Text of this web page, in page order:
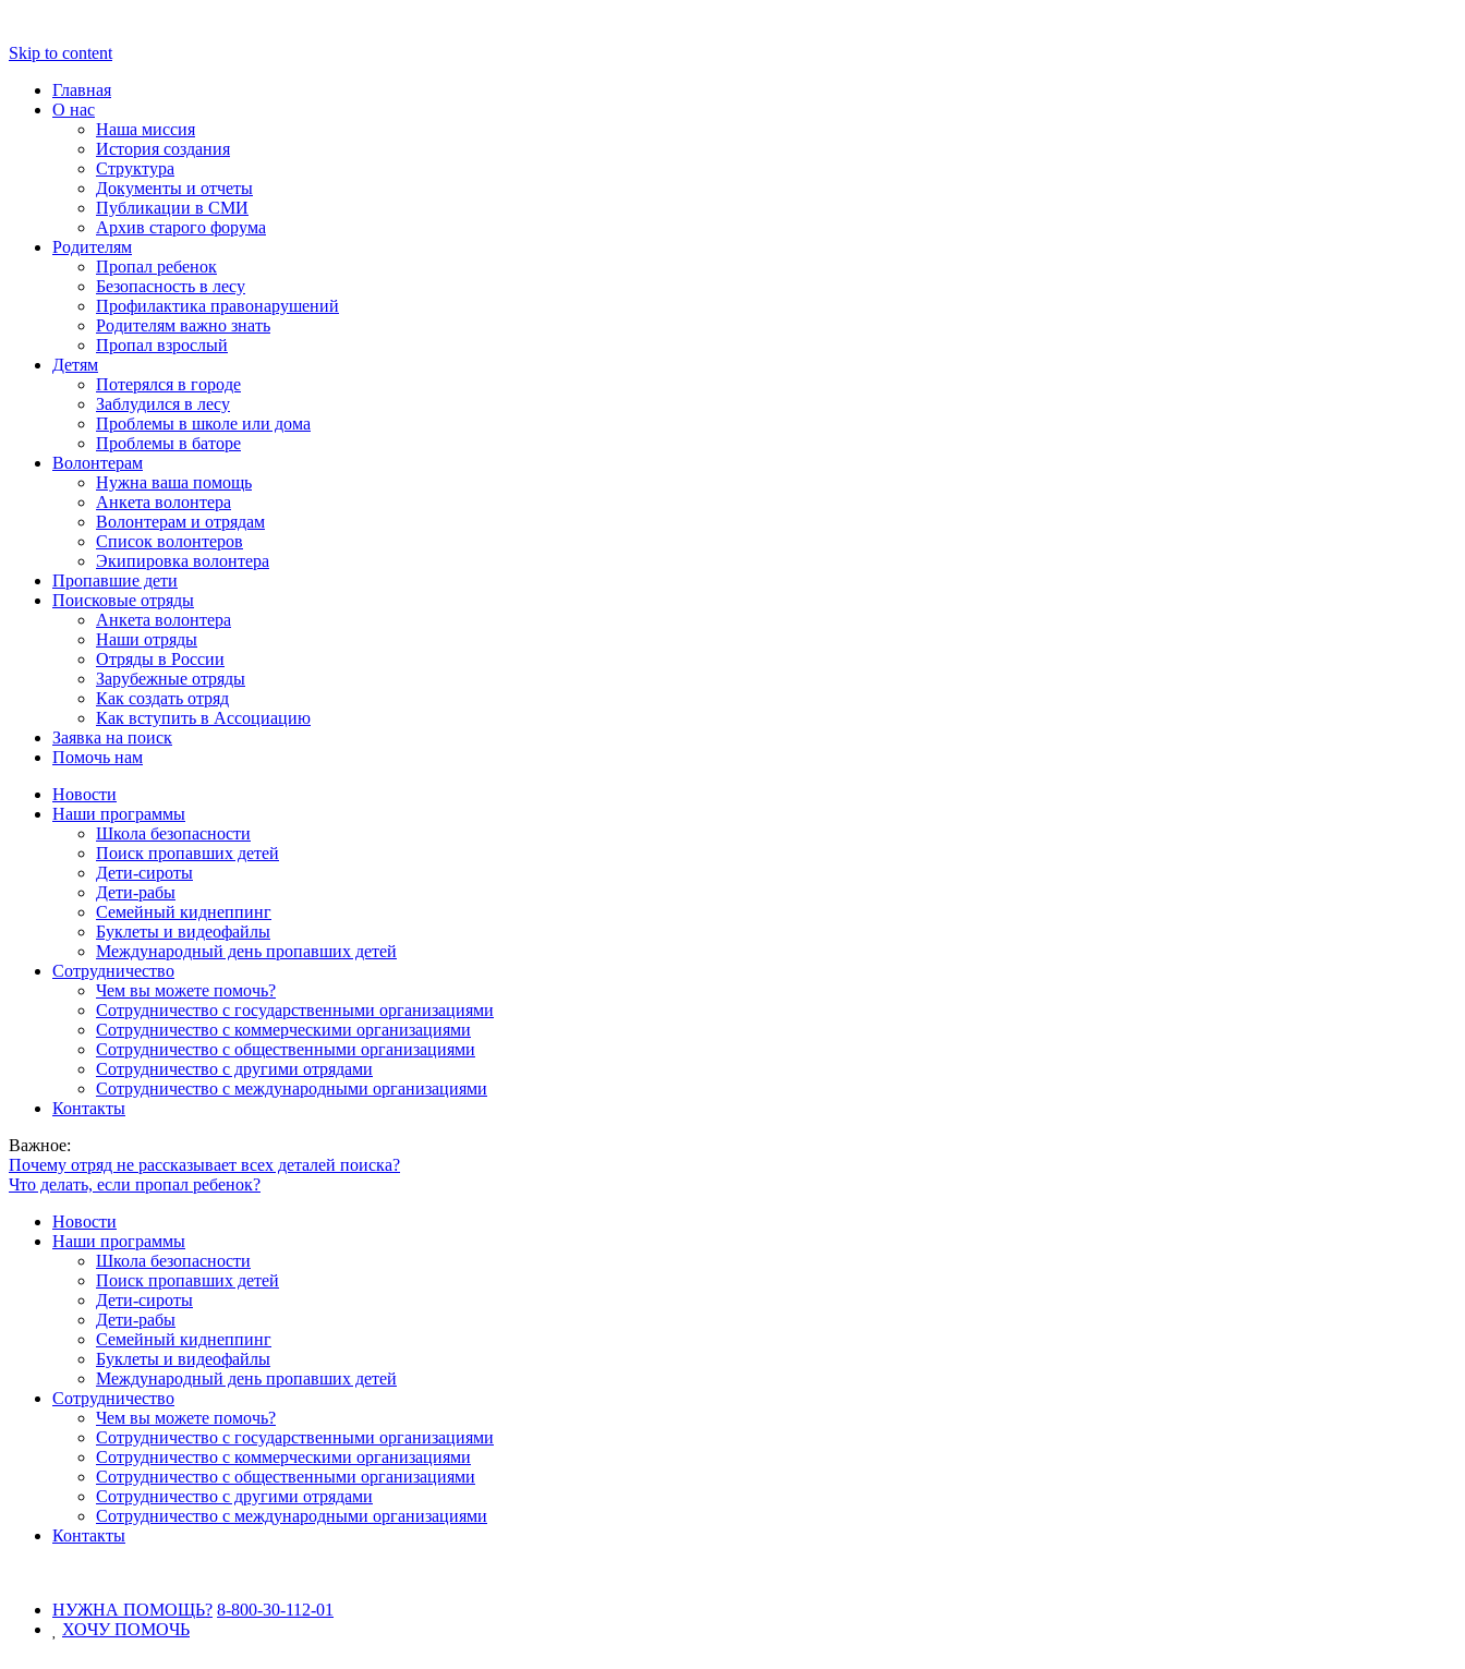
Skip to content
Главная
О нас
Наша миссия
История создания
Структура
Документы и отчеты
Публикации в СМИ
Архив старого форума
Родителям
Пропал ребенок
Безопасность в лесу
Профилактика правонарушений
Родителям важно знать
Пропал взрослый
Детям
Потерялся в городе
Заблудился в лесу
Проблемы в школе или дома
Проблемы в баторе
Волонтерам
Нужна ваша помощь
Анкета волонтера
Волонтерам и отрядам
Список волонтеров
Экипировка волонтера
Пропавшие дети
Поисковые отряды
Анкета волонтера
Наши отряды
Отряды в России
Зарубежные отряды
Как создать отряд
Как вступить в Ассоциацию
Заявка на поиск
Помочь нам
Новости
Наши программы
Школа безопасности
Поиск пропавших детей
Дети-сироты
Дети-рабы
Семейный киднеппинг
Буклеты и видеофайлы
Международный день пропавших детей
Сотрудничество
Чем вы можете помочь?
Сотрудничество с государственными организациями
Сотрудничество с коммерческими организациями
Сотрудничество с общественными организациями
Сотрудничество с другими отрядами
Сотрудничество с международными организациями
Контакты
Важное:
Почему отряд не рассказывает всех деталей поиска?
Что делать, если пропал ребенок?
Новости
Наши программы
Школа безопасности
Поиск пропавших детей
Дети-сироты
Дети-рабы
Семейный киднеппинг
Буклеты и видеофайлы
Международный день пропавших детей
Сотрудничество
Чем вы можете помочь?
Сотрудничество с государственными организациями
Сотрудничество с коммерческими организациями
Сотрудничество с общественными организациями
Сотрудничество с другими отрядами
Сотрудничество с международными организациями
Контакты
НУЖНА ПОМОЩЬ? 8-800-30-112-01
ХОЧУПОМОЧЬ